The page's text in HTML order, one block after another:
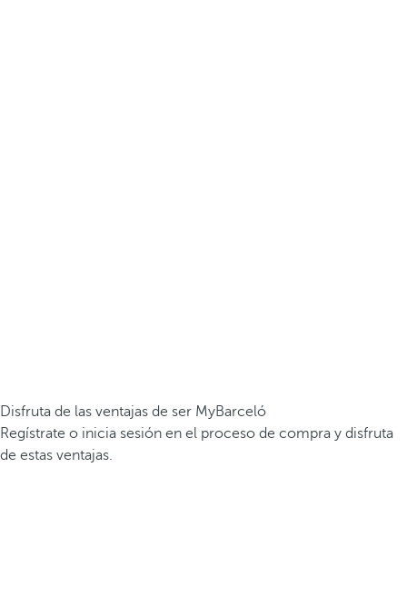
Disfruta de las ventajas de ser MyBarceló
Regístrate o inicia sesión en el proceso de compra y disfruta
de estas ventajas.